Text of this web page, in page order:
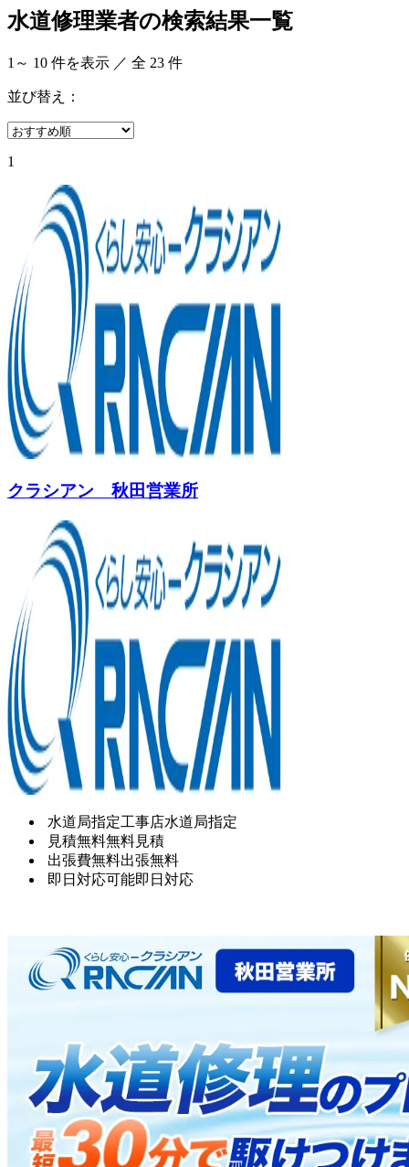
水道修理業者の検索結果一覧
1 ～ 10 件を表示 ／ 全 23 件
並び替え：
1
クラシアン 秋田営業所
水道局指定工事店水道局指定
見積無料無料見積
出張費無料出張無料
即日対応可能即日対応